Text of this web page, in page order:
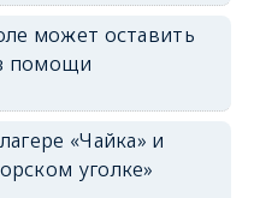
может оставить
помощи
«Чайка» и
уголке»